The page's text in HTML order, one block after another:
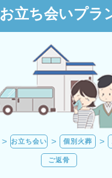
お立ち会いプラ
お立ち会い 個別火葬
ご返骨